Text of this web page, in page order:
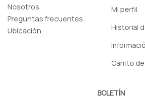
Nosotros
Preguntas frecuentes
Ubicación
Mi perfil
Historial
Carrito
BOLETÍN